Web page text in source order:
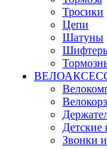
Тросики
Цепи
Шатуны
Детские
Звонки